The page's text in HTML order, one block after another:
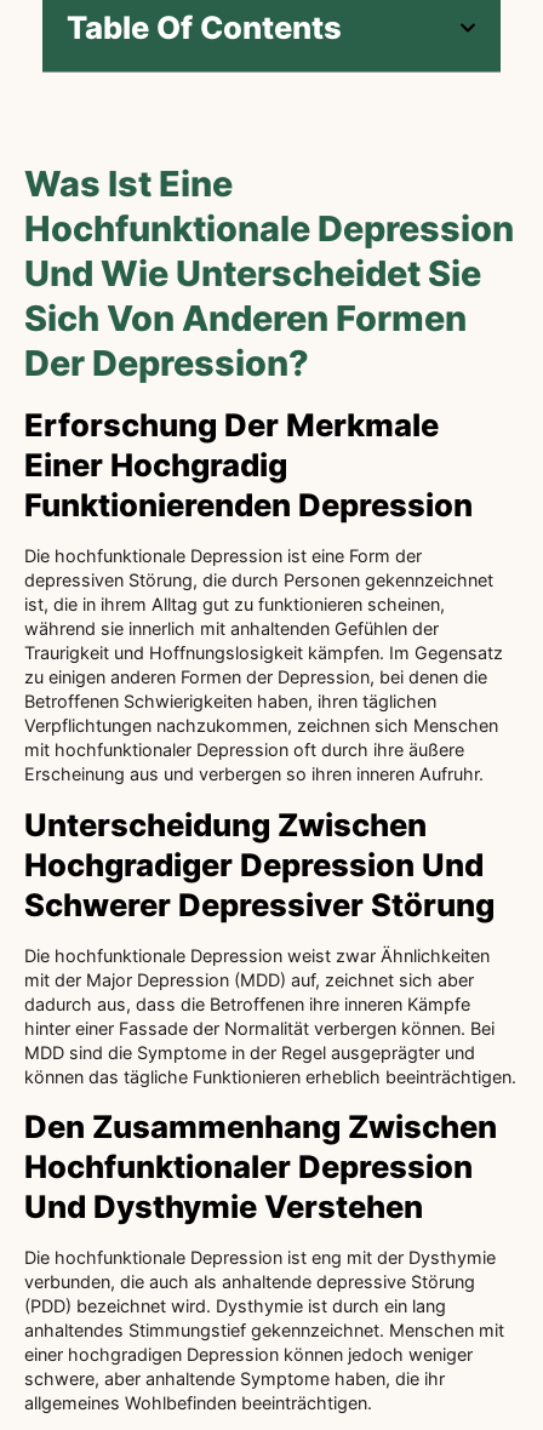
Table Of Contents
Was Ist Eine
Hochfunktionale Depression
Und Wie Unterscheidet Sie
Sich Von Anderen Formen
Der Depression?
Erforschung Der Merkmale
Einer Hochgradig
Funktionierenden Depression
Die hochfunktionale Depression ist eine Form der
depressiven Störung, die durch Personen gekennzeichnet
ist, die in ihrem Alltag gut zu funktionieren scheinen,
während sie innerlich mit anhaltenden Gefühlen der
Traurigkeit und Hoffnungslosigkeit kämpfen. Im Gegensatz
zu einigen anderen Formen der Depression, bei denen die
Betroffenen Schwierigkeiten haben, ihren täglichen
Verpflichtungen nachzukommen, zeichnen sich Menschen
mit hochfunktionaler Depression oft durch ihre äußere
Erscheinung aus und verbergen so ihren inneren Aufruhr.
Unterscheidung Zwischen
Hochgradiger Depression Und
Schwerer Depressiver Störung
Die hochfunktionale Depression weist zwar Ähnlichkeiten
mit der Major Depression (MDD) auf, zeichnet sich aber
dadurch aus, dass die Betroffenen ihre inneren Kämpfe
hinter einer Fassade der Normalität verbergen können. Bei
MDD sind die Symptome in der Regel ausgeprägter und
können das tägliche Funktionieren erheblich beeinträchtigen.
Den Zusammenhang Zwischen
Hochfunktionaler Depression
Und Dysthymie Verstehen
Die hochfunktionale Depression ist eng mit der Dysthymie
verbunden, die auch als anhaltende depressive Störung
(PDD) bezeichnet wird. Dysthymie ist durch ein lang
anhaltendes Stimmungstief gekennzeichnet. Menschen mit
einer hochgradigen Depression können jedoch weniger
schwere, aber anhaltende Symptome haben, die ihr
allgemeines Wohlbefinden beeinträchtigen.